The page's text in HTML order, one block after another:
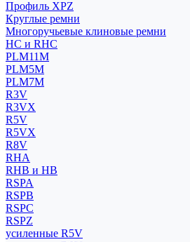
Профиль XPZ
Круглые ремни
Многоручьевые клиновые ремни
HC и RHC
PLM11M
PLM5M
PLM7M
R3V
R3VX
R5V
R5VX
R8V
RHA
RHB и HB
RSPA
RSPB
RSPC
RSPZ
усиленные R5V